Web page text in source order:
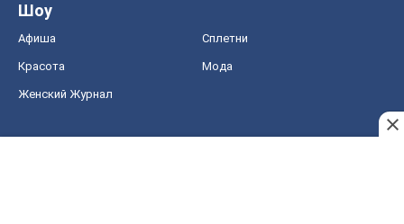
Шоу
Афиша Сплетни
Красота Мода
Женский Журнал